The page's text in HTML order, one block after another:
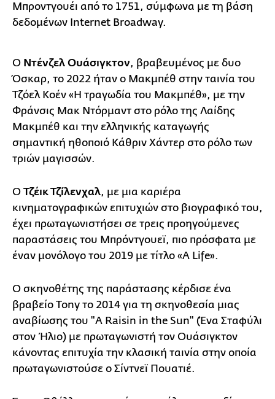
Μπροντγουέι από το 1751, σύμφωνα με τη βάση
δεδομένων Internet Broadway.
Ο Ντένζελ Ουάσιγκτον, βραβευμένος με δυο
Όσκαρ, το 2022 ήταν ο Μακμπέθ στην ταινία του
Τζόελ Κοέν «Η τραγωδία του Μακμπέθ», με την
Φράνσις Μακ Ντόρμαντ στο ρόλο της Λαίδης
Μακμπέθ και την ελληνικής καταγωγής
σημαντική ηθοποιό Κάθριν Χάντερ στο ρόλο των
τριών μαγισσών.
Ο Τζέικ Τζίλενχαλ, με μια καριέρα
κινηματογραφικών επιτυχιών στο βιογραφικό του,
έχει πρωταγωνιστήσει σε τρεις προηγούμενες
παραστάσεις του Μπρόντγουεϊ, πιο πρόσφατα με
έναν μονόλογο του 2019 με τίτλο «A Life».
Ο σκηνοθέτης της παράστασης κέρδισε ένα
βραβείο Tony το 2014 για τη σκηνοθεσία μιας
αναβίωσης του "A Raisin in the Sun" (Ένα Σταφύλι
στον Ήλιο) με πρωταγωνιστή τον Ουάσιγκτον
κάνοντας επιτυχία την κλασική ταινία στην οποία
πρωταγωνιστούσε ο Σίντνεϊ Πουατιέ.